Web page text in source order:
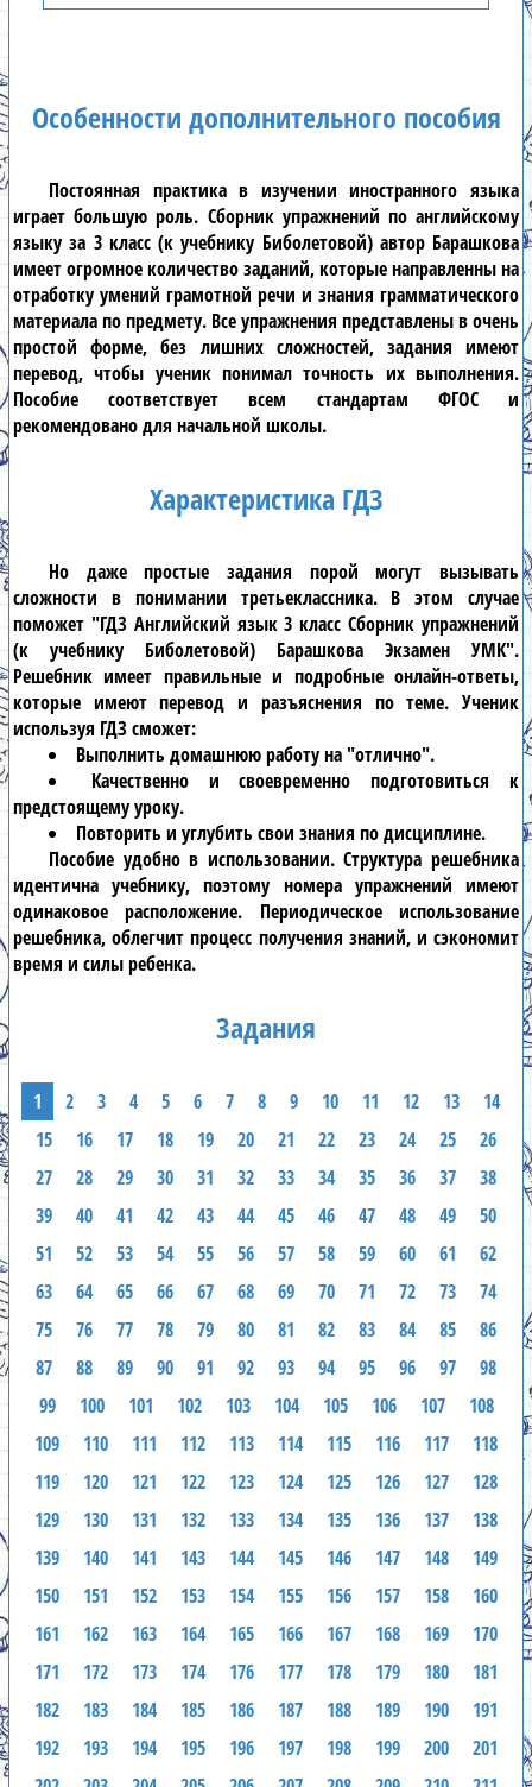
Особенности дополнительного пособия
Постоянная практика в изучении иностранного языка
играет большую роль. Сборник упражнений по английскому
языку за 3 класс (к учебнику Биболетовой) автор Барашкова
имеет огромное количество заданий, которые направленны на
отработку умений грамотной речи и знания грамматического
материала по предмету. Все упражнения представлены в очень
простой форме, без лишних сложностей, задания имеют
перевод, чтобы ученик понимал точность их выполнения.
Пособие соответствует всем стандартам ФГОС и
рекомендовано для начальной школы.
Характеристика ГДЗ
Но даже простые задания порой могут вызывать
сложности в понимании третьеклассника. В этом случае
поможет "ГДЗ Английский язык 3 класс Сборник упражнений
(к учебнику Биболетовой) Барашкова Экзамен УМК".
Решебник имеет правильные и подробные онлайн-ответы,
которые имеют перевод и разъяснения по теме. Ученик
используя ГДЗсможет:
Выполнить домашнюю работу на "отлично".
Качественно и своевременно подготовиться к
предстоящему уроку.
Повторить и углубить свои знания по дисциплине.
Пособие удобно в использовании. Структура решебника
идентична учебнику, поэтому номера упражнений имеют
одинаковое расположение. Периодическое использование
решебника, облегчит процесс получения знаний, и сэкономит
время и силы ребенка.
Задания
1 2 3 4 5 6 7 8 9 10 11 12 13
14
15
16 17 18 19 20 21 22 23 24 25
26
27
28 29 30 31 32 33 34 35 36 37
38
39
40 41 42 43 44 45 46 47 48 49
50
51
52 53 54 55 56 57 58 59 60 61
62
63
64 65 66 67 68 69 70 71 72 73
74
75
76 77 78 79 80 81 82 83 84 85
86
87
88 89 90 91 92 93 94 95 96 97
98
99
100 101 102 103 104 105 106 107
108
109
110 111 112 113 114 115 116 117
118
119
120 121 122 123 124 125 126 127
128
129
130 131 132 133 134 135 136 137
138
139
140 141 143 144 145 146 147 148
149
150
151 152 153 154 155 156 157 158
160
161
162 163 164 165 166 167 168 169
170
171
172 173 174 176 177 178 179 180
181
182
183 184 185 186 187 188 189 190
191
192
193 194 195 196 197 198 199 200
201